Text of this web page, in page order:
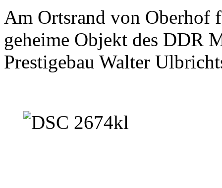
Am Ortsrand von Oberhof
geheime Objekt des DDR
Prestigebau Walter